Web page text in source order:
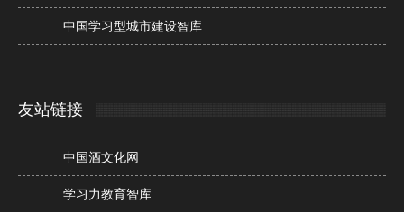
中国学习型城市建设智库
友站链接
中国酒文化网
学习力教育智库